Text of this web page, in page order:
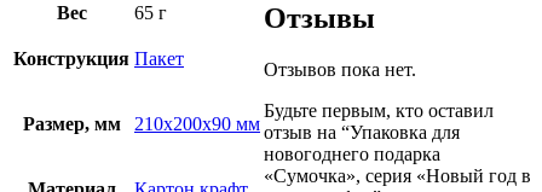
Вес 65 г
Конструкция Пакет
Размер, мм 210х200х90 мм
Отзывы
Отзывов пока нет.
Будьте первым, кто оставил
отзыв на “Упаковка для
новогоднего подарка
«Сумочка», серия «Новый год в